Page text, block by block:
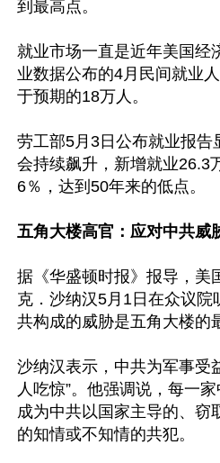
到最高点。
就业市场一直是近年美国经
业数据公布的4月民间就业
于预期的18万人。
劳工部5月3日公布就业报告
会持续飙升，新增就业26.3
6％，达到50年来的低点。
五角大楼高官：应对中共威
据《华盛顿时报》报导，美
克．沙纳汉5月1日在众议院
共构成的威胁是五角大楼的
沙纳汉表示，中共为军事受
人吃惊”。他强调说，每一
成为中共以国家主导的、窃
的知情或不知情的共犯。